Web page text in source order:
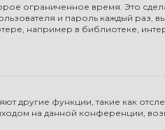
ограниченное время. Это
и пароль каждый раз,
например в библиотеке,
другие функции, такие как
на данной конференции,